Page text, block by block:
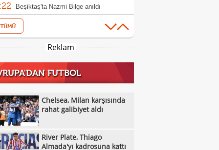
kaybetti
Beşiktaş'ta Nazmi Bilge anıldı
Ferran Torres PSG yolunda! 50 milyon
transfer
Berkan Kutlu Konyaspor'a veda etti!
VakıfBank, Çek pasör çaprazı Monika
Trabzonspor'da transfer uçağı kalkıyor:
NunezAlanyaspor, Baran Ali Gezek ve Şahin
kadrosuna kattı
Trabzonspor'da Salah etkisi: Kombine
Reklam
FUTBOL
Chelsea, Milan karşısında
rahat galibiyet aldı
River Plate, Thiago
Almada'yı kadrosuna kattı